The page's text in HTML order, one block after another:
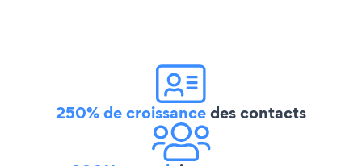
250% de croissancedes contacts